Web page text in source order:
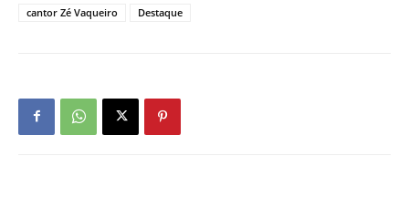
cantor Zé Vaqueiro
Destaque